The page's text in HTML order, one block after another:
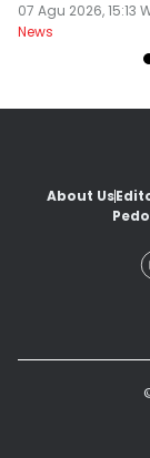
Internasional
07 Agu 2026, 15:13
News
About Us